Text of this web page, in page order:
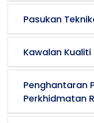
Pasukan
Kawalan
Penghantaran
Perkhidmatan